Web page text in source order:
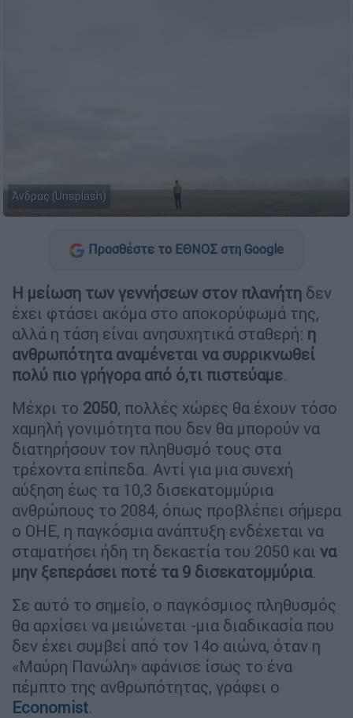
Άνδρας (Unsplash)
Προσθέστε το ΕΘΝΟΣ στη Google
Η μείωση των γεννήσεων στον πλανήτη δεν
έχει φτάσει ακόμα στο αποκορύφωμά της,
αλλά η τάση είναι ανησυχητικά σταθερή: η
ανθρωπότητα αναμένεται να συρρικνωθεί
πολύ πιο γρήγορα από ό,τι πιστεύαμε.
Μέχρι το 2050, πολλές χώρες θα έχουν τόσο
χαμηλή γονιμότητα που δεν θα μπορούν να
διατηρήσουν τον πληθυσμό τους στα
τρέχοντα επίπεδα. Αντί για μια συνεχή
αύξηση έως τα 10,3 δισεκατομμύρια
ανθρώπους το 2084, όπως προβλέπει σήμερα
ο ΟΗΕ, η παγκόσμια ανάπτυξη ενδέχεται να
σταματήσει ήδη τη δεκαετία του 2050 και να
μην ξεπεράσει ποτέ τα 9 δισεκατομμύρια.
Σε αυτό το σημείο, ο παγκόσμιος πληθυσμός
θα αρχίσει να μειώνεται -μια διαδικασία που
δεν έχει συμβεί από τον 14ο αιώνα, όταν η
«Μαύρη Πανώλη» αφάνισε ίσως το ένα
πέμπτο της ανθρωπότητας, γράφει ο
Economist.